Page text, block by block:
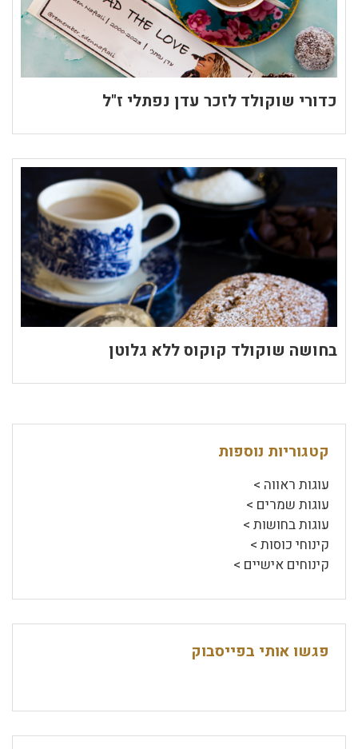
כדורי שוקולד לזכר עדן נפתלי ז"ל
בחושה שוקולד קוקוס ללא גלוטן
קטגוריות נוספות
עוגות ראווה >
עוגות שמרים >
עוגות בחושות >
קינוחי כוסות >
קינוחים אישיים >
פגשו אותי בפייסבוק